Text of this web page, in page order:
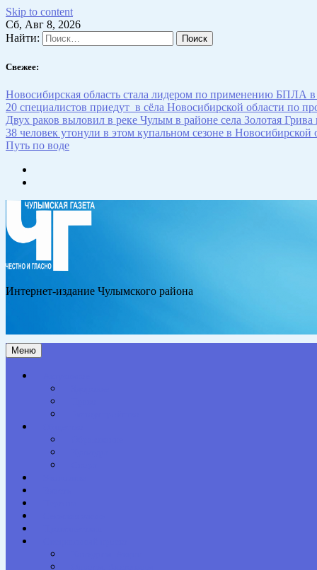
Skip to content
Сб, Авг 8, 2026
Найти:
Свежее:
Новосибирская область стала лидером по применению БПЛА
20 специалистов приедут в сёла Новосибирской области по
Двух раков выловил в реке Чулым в районе села Золотая Грива
38 человек утонули в этом купальном сезоне в Новосибирской
Путь по воде
Интернет-издание Чулымского района
Меню